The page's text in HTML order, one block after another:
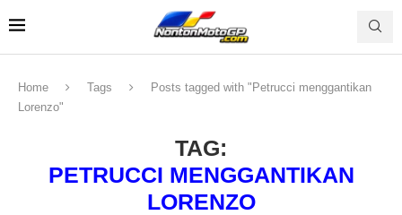
Home Tags
Posts tagged with "Petrucci menggantikan
Lorenzo"
TAG:
PETRUCCI MENGGANTIKAN
LORENZO